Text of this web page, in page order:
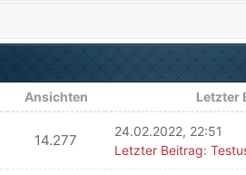
Ansichten Letzter
14.277
24.02.2022, 22:51
Letzter Beitrag: